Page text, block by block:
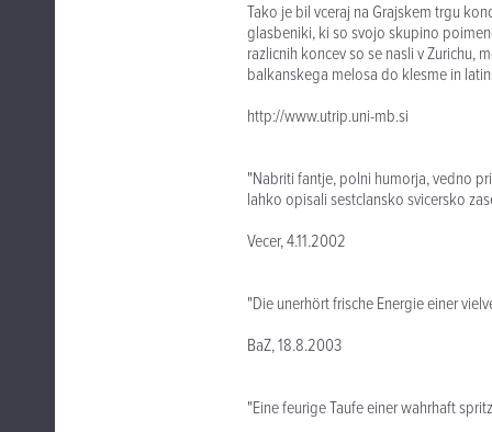
Tako je bil vceraj na Grajskem trgu
glasbeniki, ki so svojo skupino
razlicnih koncev so se nasli v Zurichu,
balkanskega melosa do klesme in
http://www.utrip.uni-mb.si
"Nabriti fantje, polni humorja, vedno
lahko opisali sestclansko svicersko
Vecer, 4.11.2002
"Die unerhört frische Energie einer
BaZ, 18.8.2003
"Eine feurige Taufe einer wahrhaft